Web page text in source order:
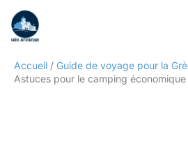
contenu
Accueil
Guide de voyage pour la
Astuces pour le camping économique
Rechercher